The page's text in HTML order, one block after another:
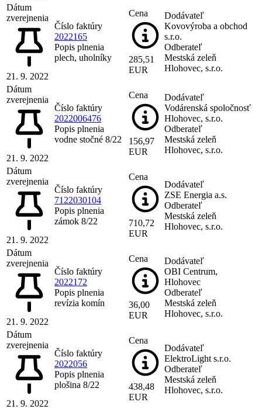
Dátum
zverejnenia
21. 9. 2022
Číslo faktúry
2022165
Popis plnenia
plech, uholníky
Cena
285,51
EUR
Dodávateľ
Kovovýroba a obchod
s.r.o.
Odberateľ
Mestská zeleň
Hlohovec, s.r.o.
Dátum
zverejnenia
21. 9. 2022
Číslo faktúry
2022006476
Popis plnenia
vodne stočné 8/22
Cena
156,97
EUR
Dodávateľ
Vodárenská spoločnosť
Hlohovec, s.r.o.
Odberateľ
Mestská zeleň
Hlohovec, s.r.o.
Dátum
zverejnenia
21. 9. 2022
Číslo faktúry
7122030104
Popis plnenia
zámok 8/22
Cena
710,72
EUR
Dodávateľ
ZSE Energia a.s.
Odberateľ
Mestská zeleň
Hlohovec, s.r.o.
Dátum
zverejnenia
21. 9. 2022
Číslo faktúry
2022172
Popis plnenia
revízia komín
Cena
36,00
EUR
Dodávateľ
OBI Centrum,
Hlohovec
Odberateľ
Mestská zeleň
Hlohovec, s.r.o.
Dátum
zverejnenia
21. 9. 2022
Číslo faktúry
2022056
Popis plnenia
plošina 8/22
Cena
438,48
EUR
Dodávateľ
ElektroLight s.r.o.
Odberateľ
Mestská zeleň
Hlohovec, s.r.o.